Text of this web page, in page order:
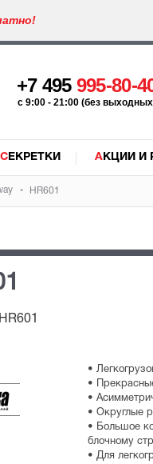
+7 495 995-80-
c 9:00 - 21:00 (без
СЕКРЕТКИ АКЦИИ
HR601
•
•
•
• Округлые
• Большое
блочному
• Для